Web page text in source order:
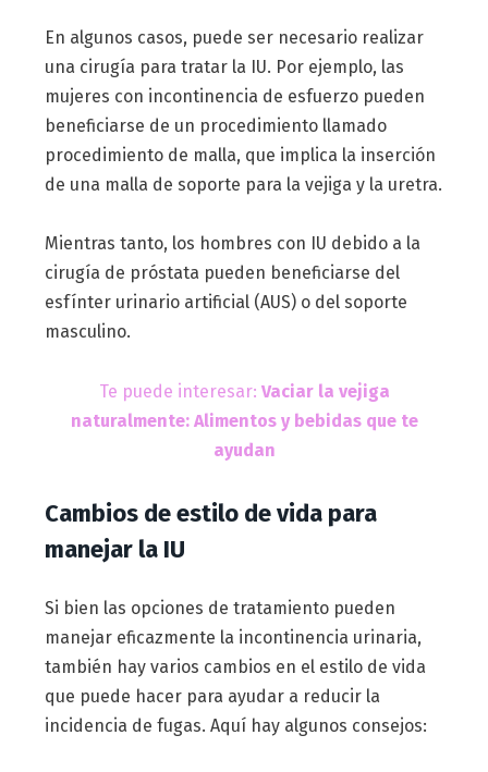
En algunos casos, puede ser necesario realizar
una cirugía para tratar la IU. Por ejemplo, las
mujeres con incontinencia de esfuerzo pueden
beneficiarse de un procedimiento llamado
procedimiento de malla, que implica la inserción
de una malla de soporte para la vejiga y la uretra.
Mientras tanto, los hombres con IU debido a la
cirugía de próstata pueden beneficiarse del
esfínter urinario artificial (AUS) o del soporte
masculino.
Te puede interesar: Vaciar la vejiga
naturalmente: Alimentos y bebidas que te
ayudan
Cambios de estilo de vida para
manejar la IU
Si bien las opciones de tratamiento pueden
manejar eficazmente la incontinencia urinaria,
también hay varios cambios en el estilo de vida
que puede hacer para ayudar a reducir la
incidencia de fugas. Aquí hay algunos consejos: